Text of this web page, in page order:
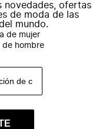
novedades, ofertas
de moda de las
mundo.
de mujer
de hombre